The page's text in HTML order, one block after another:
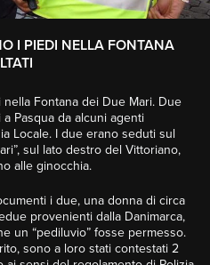
I PIEDI NELLA FONTANA
Fontana dei Due Mari. Due
Pasqua da alcuni agenti
Locale. I due erano seduti sul
sul lato destro del Vittoriano,
alle ginocchia.
i due, una donna di circa
provenienti dalla Danimarca,
un “pediluvio” fosse permesso.
sono a loro stati contestati 2